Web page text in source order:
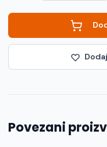
Povezani